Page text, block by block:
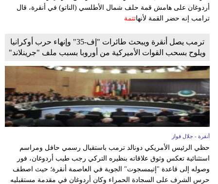
أردوغان على هامش قمة حلف شمال الأطلسي (الناتو) في أنقرة، قال
ترامب إنه حضر القمة لأنهاتتمة
ترمب يصل أنقرة ويبحث طائرات "إف-35" وإنهاء حرب أوكرانيا
ويلوح بسحب القوات الأميركية من أوروبا بسبب ملف "جرينلاند"
أنقرة - جلال فواز
حظي الرئيس الأمريكي دونالد ترمب باستقبال رسمي حافل ومراسم
استثنائية تعكس وثوق علاقاته بنظيره التركي رجب طيب أردوغان، فور
وصوله إلى قاعدة "إتيمسجوت" الجوية في العاصمة أنقرة؛ حيث اصطف
حرس الشرف على السجادة الحمراء وكان أردوغان في مقدمة مستقبليه